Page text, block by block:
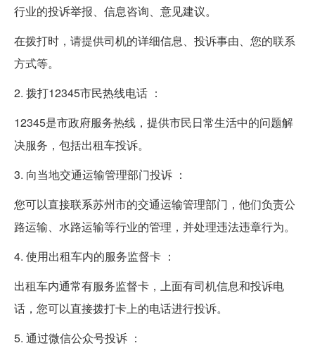
行业的投诉举报、信息咨询、意见建议。
在拨打时，请提供司机的详细信息、投诉事由、您的联系
方式等。
2. 拨打12345市民热线电话 ：
12345是市政府服务热线，提供市民日常生活中的问题解
决服务，包括出租车投诉。
3. 向当地交通运输管理部门投诉 ：
您可以直接联系苏州市的交通运输管理部门，他们负责公
路运输、水路运输等行业的管理，并处理违法违章行为。
4. 使用出租车内的服务监督卡 ：
出租车内通常有服务监督卡，上面有司机信息和投诉电
话，您可以直接拨打卡上的电话进行投诉。
5. 通过微信公众号投诉 ：